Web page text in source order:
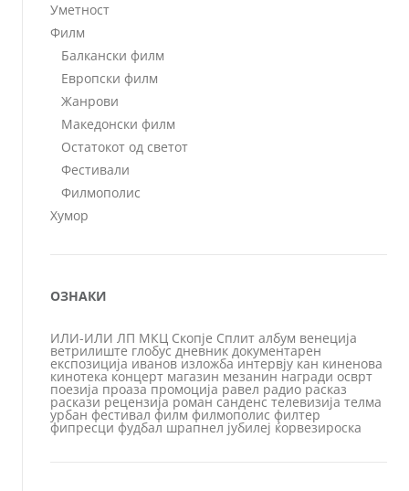
Уметност
Филм
Балкански филм
Европски филм
Жанрови
Македонски филм
Остатокот од светот
Фестивали
Филмополис
Хумор
ОЗНАКИ
ИЛИ-ИЛИ ЛП МКЦ Скопје Сплит албум венеција
ветрилиште глобус дневник документарен
експозиција иванов изложба интервју кан киненова
кинотека концерт магазин мезанин награди осврт
поезија проаза промоција равел радио расказ
раскази рецензија роман санденс телевизија телма
урбан фестивал филм филмополис филтер
фипресци фудбал шрапнел јубилеј ќорвезироска